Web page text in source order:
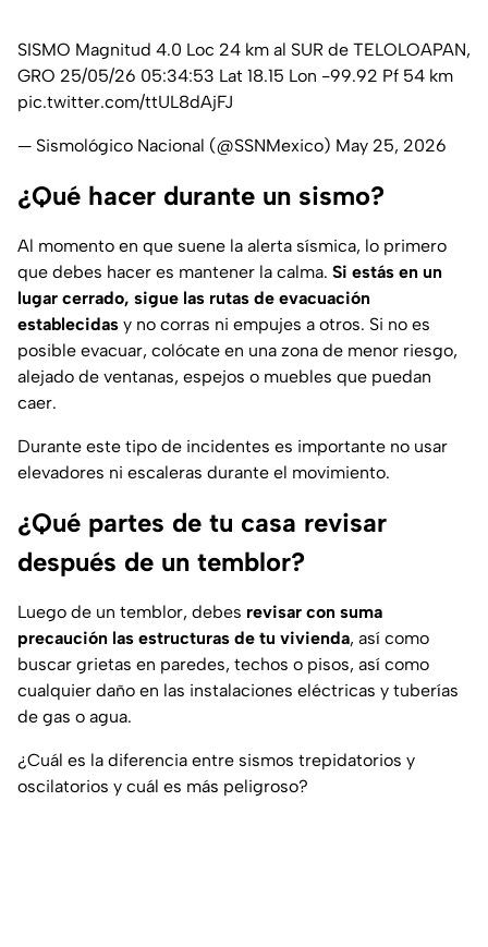
SISMO Magnitud 4.0 Loc 24 km al SUR de TELOLOAPAN,
GRO 25/05/26 05:34:53 Lat 18.15 Lon -99.92 Pf 54 km
pic.twitter.com/ttUL8dAjFJ
— Sismológico Nacional (@SSNMexico) May 25, 2026
¿Qué hacer durante un sismo?
Al momento en que suene la alerta sísmica, lo primero
que debes hacer es mantener la calma. Si estás en un
lugar cerrado, sigue las rutas de evacuación
establecidas y no corras ni empujes a otros. Si no es
posible evacuar, colócate en una zona de menor riesgo,
alejado de ventanas, espejos o muebles que puedan
caer.
Durante este tipo de incidentes es importante no usar
elevadores ni escaleras durante el movimiento.
¿Qué partes de tu casa revisar
después de un temblor?
Luego de un temblor, debes revisar con suma
precaución las estructuras de tu vivienda, así como
buscar grietas en paredes, techos o pisos, así como
cualquier daño en las instalaciones eléctricas y tuberías
de gas o agua.
¿Cuál es la diferencia entre sismos trepidatorios y
oscilatorios y cuál es más peligroso?